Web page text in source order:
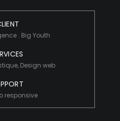
: Big Youth
Design web
responsive